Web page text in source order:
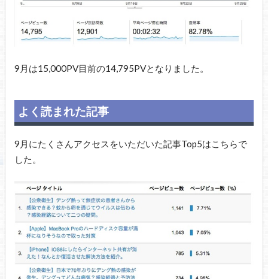
9月は15,000PV目前の14,795PVとなりました。
よく読まれた記事
9月にたくさんアクセスをいただいた記事Top5はこちらで
した。